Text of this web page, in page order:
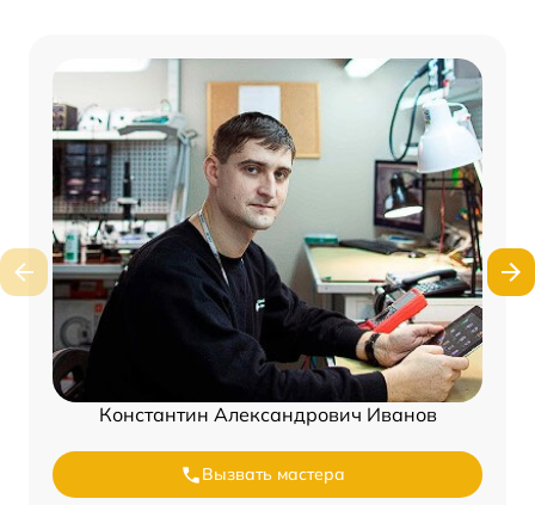
Константин Александрович Иванов
Вызвать мастера